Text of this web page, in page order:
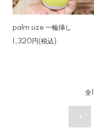
palm size 一輪挿し
1,320円(税込)
全1